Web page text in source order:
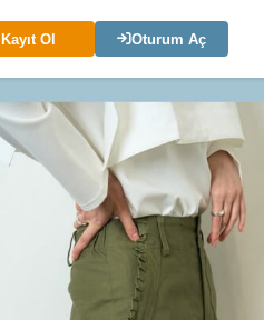
Kayıt Ol Oturum Aç